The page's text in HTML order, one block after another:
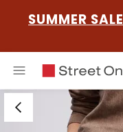
SUMMER SALE